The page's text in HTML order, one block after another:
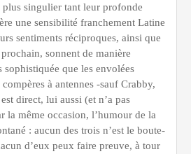
singulier tant leur profonde
une sensibilité franchement Latine
sentiments réciproques, ainsi que
sonnent de manière
que les envolées
à antennes -sauf Crabby,
direct, lui aussi (et n’a pas
la même occasion, l’humour de la
: aucun des trois n’est le boute-
d’eux peux faire preuve, à tour